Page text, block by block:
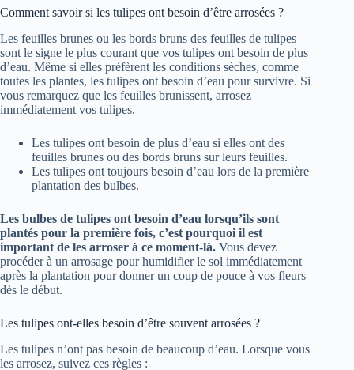
Comment savoir si les tulipes ont besoin d’être arrosées ?
Les feuilles brunes ou les bords bruns des feuilles de tulipes
sont le signe le plus courant que vos tulipes ont besoin de plus
d’eau. Même si elles préfèrent les conditions sèches, comme
toutes les plantes, les tulipes ont besoin d’eau pour survivre. Si
vous remarquez que les feuilles brunissent, arrosez
immédiatement vos tulipes.
Les tulipes ont besoin de plus d’eau si elles ont des
feuilles brunes ou des bords bruns sur leurs feuilles.
Les tulipes ont toujours besoin d’eau lors de la première
plantation des bulbes.
Les bulbes de tulipes ont besoin d’eau lorsqu’ils sont
plantés pour la première fois, c’est pourquoi il est
important de les arroser à ce moment-là. Vous devez
procéder à un arrosage pour humidifier le sol immédiatement
après la plantation pour donner un coup de pouce à vos fleurs
dès le début.
Les tulipes ont-elles besoin d’être souvent arrosées ?
Les tulipes n’ont pas besoin de beaucoup d’eau. Lorsque vous
les arrosez, suivez ces règles :